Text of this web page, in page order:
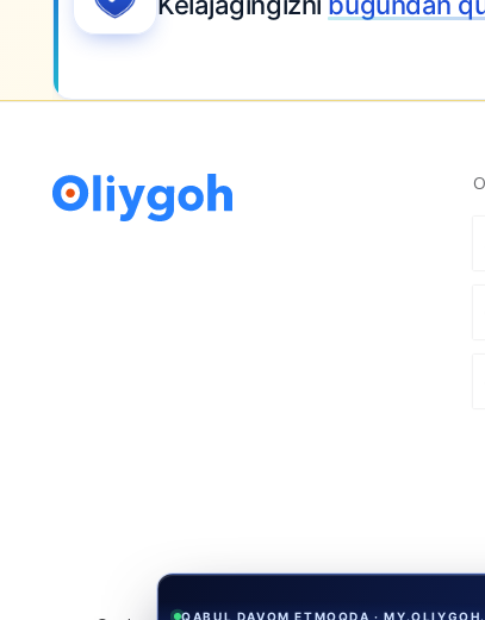
QABUL DAVOM ETMOQDA ·